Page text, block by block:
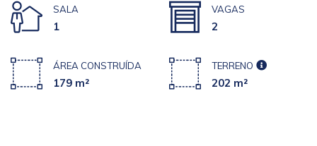
SALA
1
VAGAS
2
ÁREA CONSTRUÍDA
179 m²
TERRENO
202 m²